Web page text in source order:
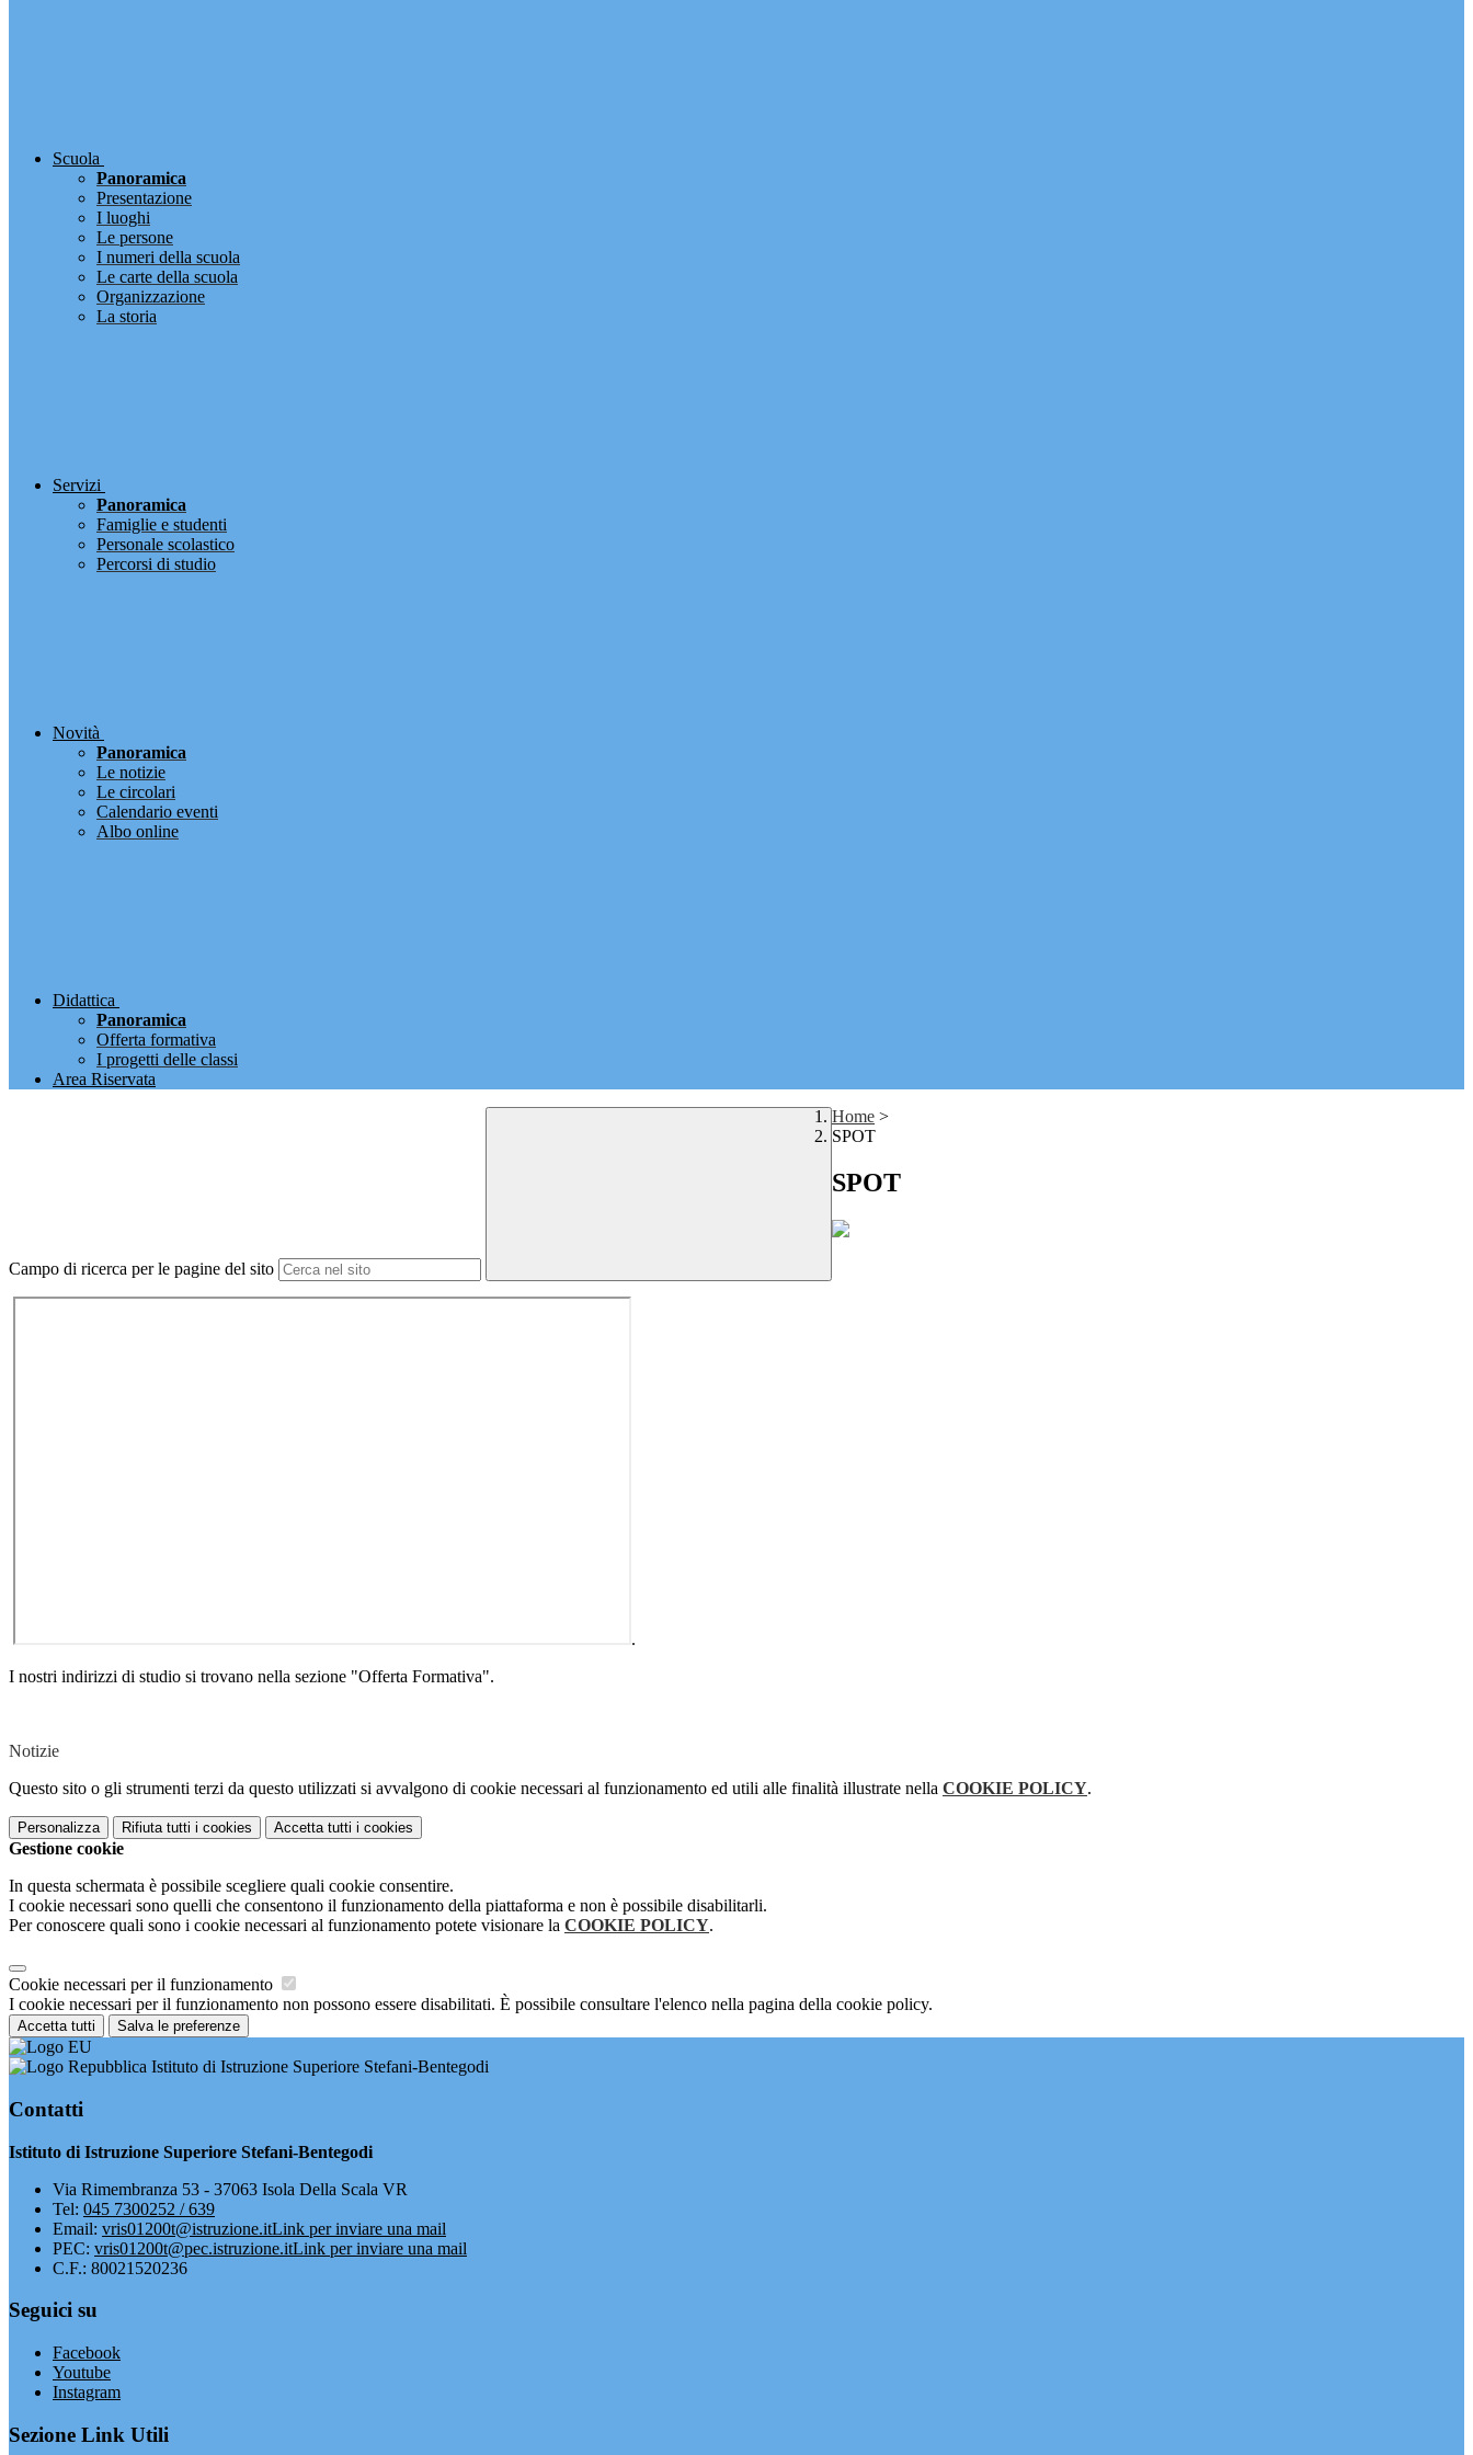
Scuola
Panoramica
Presentazione
I luoghi
Le persone
I numeri della scuola
Le carte della scuola
Organizzazione
La storia
Servizi
Panoramica
Famiglie e studenti
Personale scolastico
Percorsi di studio
Novità
Panoramica
Le notizie
Le circolari
Calendario eventi
Albo online
Didattica
Panoramica
Offerta formativa
I progetti delle classi
Area Riservata
Campo di ricerca per le pagine del sito
Home >
SPOT
SPOT
.
I nostri indirizzi di studio si trovano nella sezione "Offerta Formativa".
Notizie
Questo sito o gli strumenti terzi da questo utilizzati si avvalgono di cookie necessari al funzionamento ed utili alle finalità illustrate nella COOKIE POLICY.
Personalizza Rifiuta tutti i cookies Accetta tutti i cookies
Gestione cookie
In questa schermata è possibile scegliere quali cookie consentire.
I cookie necessari sono quelli che consentono il funzionamento della piattaforma e non è possibile disabilitarli.
Per conoscere quali sono i cookie necessari al funzionamento potete visionare la COOKIE POLICY.
Cookie necessari per il funzionamento
I cookie necessari per il funzionamento non possono essere disabilitati. È possibile consultare l'elenco nella pagina della cookie policy.
Accetta tutti Salva le preferenze
Istituto di Istruzione Superiore Stefani-Bentegodi
Contatti
Istituto di Istruzione Superiore Stefani-Bentegodi
Via Rimembranza 53 - 37063 Isola Della Scala VR
Tel: 045 7300252 / 639
Email: vris01200t@istruzione.itLink per inviare una mail
PEC: vris01200t@pec.istruzione.itLink per inviare una mail
C.F.: 80021520236
Seguici su
Facebook
Youtube
Instagram
Sezione Link Utili